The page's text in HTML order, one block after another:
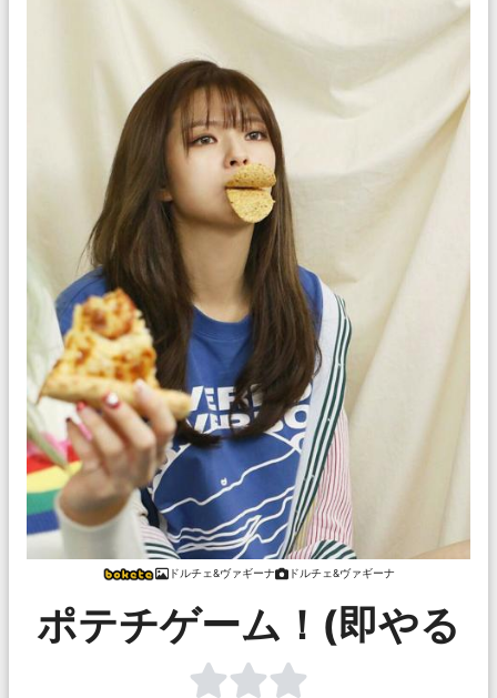
ドルチェ&ヴァギーナ ドルチェ&ヴァギーナ
ポテチゲーム！(即やる